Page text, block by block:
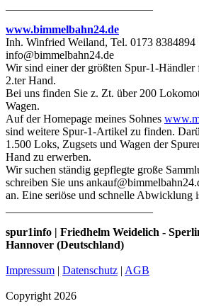
www.bimmelbahn24.de
Inh. Winfried Weiland, Tel. 0173 8384894
info@bimmelbahn24.de
Wir sind einer der größten Spur-1-
2.ter Hand.
Bei uns finden Sie z. Zt. über 200
Wagen.
Auf der Homepage meines Sohnes
sind weitere Spur-1-Artikel zu finden.
1.500 Loks, Zugsets und Wagen der
Hand zu erwerben.
Wir suchen ständig gepflegte große
schreiben Sie uns
an. Eine seriöse und schnelle Abwicklung
spur1info | Friedhelm Weidelich -
Hannover (Deutschland)
Impressum | Datenschutz | AGB
Copyright 2026